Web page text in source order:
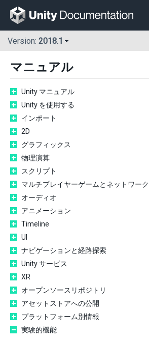
Version: 2018.1
マニュアル
Unity マニュアル
Unity を使用する
インポート
2D
グラフィックス
物理演算
スクリプト
マルチプレイヤーゲームとネットワーク
オーディオ
アニメーション
Timeline
UI
ナビゲーションと経路探索
Unity サービス
XR
オープンソースリポジトリ
アセットストアへの公開
プラットフォーム別情報
実験的機能